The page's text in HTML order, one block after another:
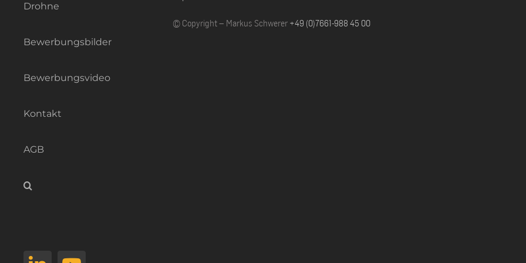
Drohne
Bewerbungsbilder
Bewerbungsvideo
Kontakt
AGB
© Copyright – Markus Schwerer +49 (0)7661-988 45 00